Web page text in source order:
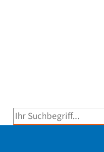
Suchbegriff eingeben